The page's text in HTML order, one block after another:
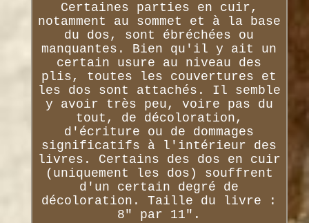
Certaines parties en cuir,
notamment au sommet et à la base
du dos, sont ébréchées ou
manquantes. Bien qu'il y ait un
certain usure au niveau des
plis, toutes les couvertures et
les dos sont attachés. Il semble
y avoir très peu, voire pas du
tout, de décoloration,
d'écriture ou de dommages
significatifs à l'intérieur des
livres. Certains des dos en cuir
(uniquement les dos) souffrent
d'un certain degré de
décoloration. Taille du livre :
8" par 11".